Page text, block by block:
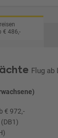
€ 486,-
Flug ab
€ 972,-